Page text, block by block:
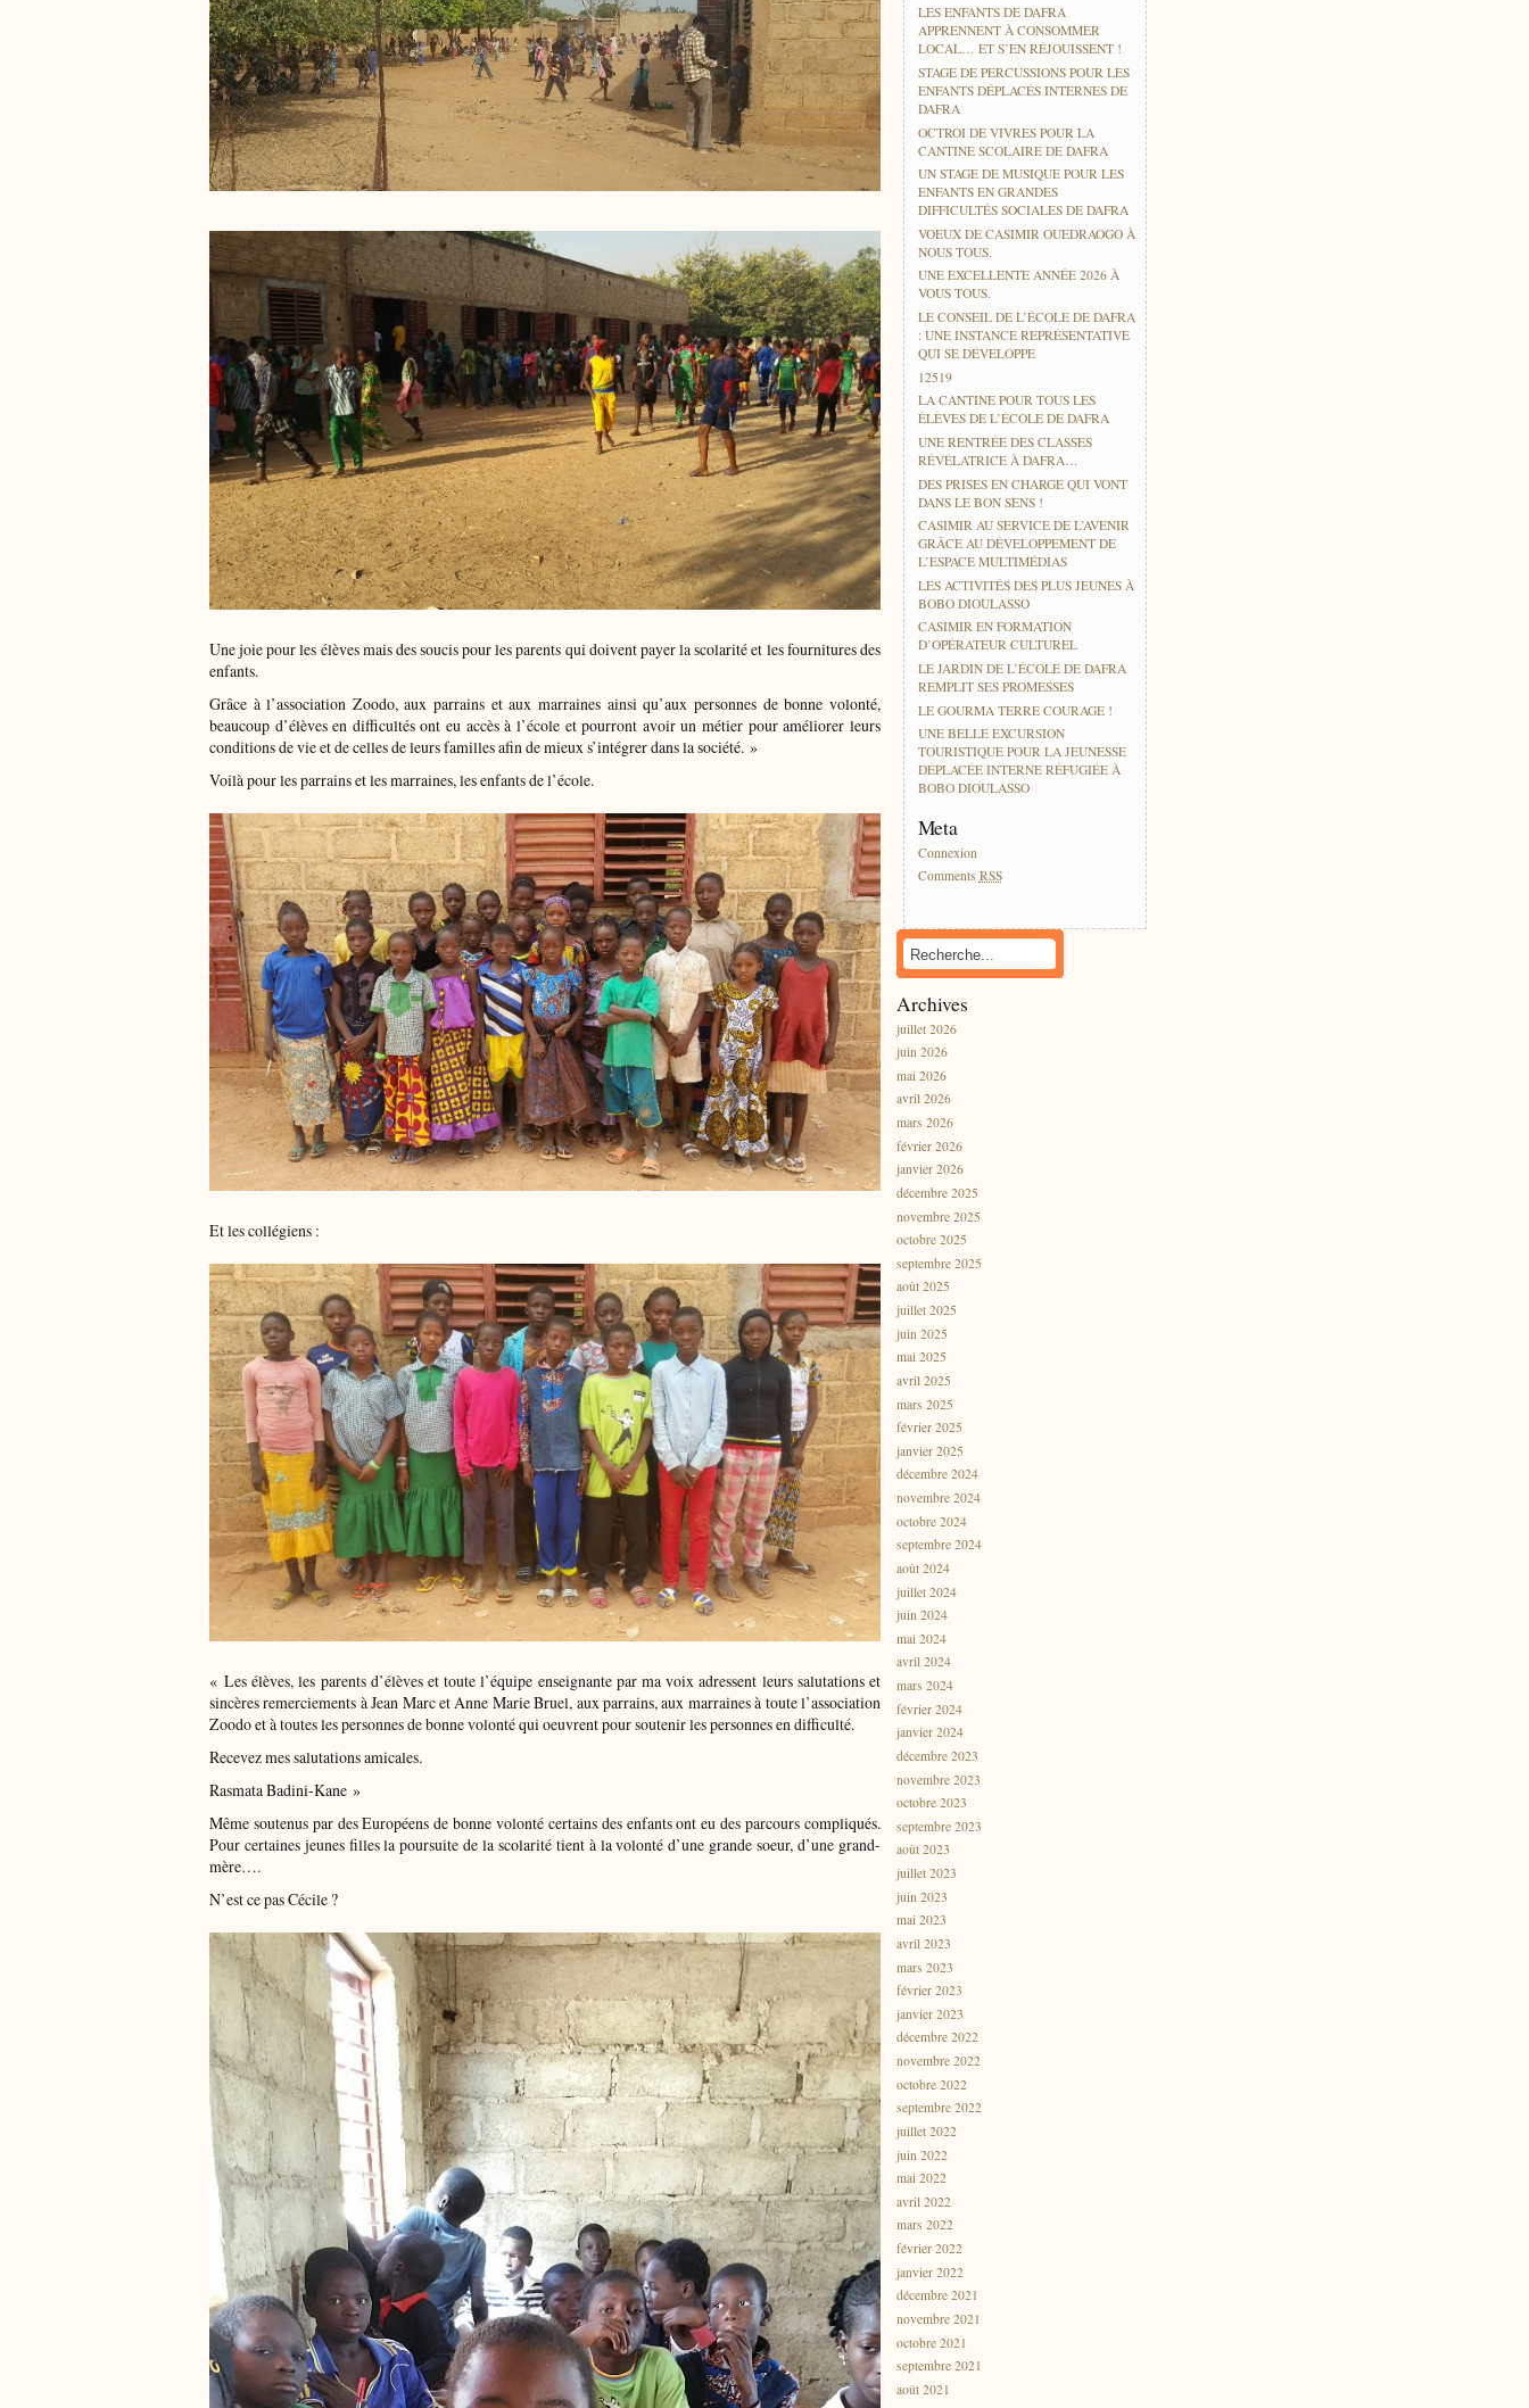
Une joie pour les élèves mais des soucis pour les parents qui doivent payer la scolarité et les fournitures des
enfants.
Grâce à l’association Zoodo, aux parrains et aux marraines ainsi qu’aux personnes de bonne volonté,
beaucoup d’élèves en difficultés ont eu accès à l’école et pourront avoir un métier pour améliorer leurs
conditions de vie et de celles de leurs familles afin de mieux s’intégrer dans la société. »
Voilà pour les parrains et les marraines, les enfants de l’école.
Et les collégiens :
« Les élèves, les parents d’élèves et toute l’équipe enseignante par ma voix adressent leurs salutations et
sincères remerciements à Jean Marc et Anne Marie Bruel, aux parrains, aux marraines à toute l’association
Zoodo et à toutes les personnes de bonne volonté qui oeuvrent pour soutenir les personnes en difficulté.
Recevez mes salutations amicales.
Rasmata Badini-Kane »
Même soutenus par des Européens de bonne volonté certains des enfants ont eu des parcours compliqués.
Pour certaines jeunes filles la poursuite de la scolarité tient à la volonté d’une grande soeur, d’une grand-
mère….
N’est ce pas Cécile ?
LES ENFANTS DE DAFRA
APPRENNENT À CONSOMMER
LOCAL… ET S’EN RÉJOUISSENT !
STAGE DE PERCUSSIONS POUR LES
ENFANTS DÉPLACÉS INTERNES DE
DAFRA
OCTROI DE VIVRES POUR LA
CANTINE SCOLAIRE DE DAFRA
UN STAGE DE MUSIQUE POUR LES
ENFANTS EN GRANDES
DIFFICULTÉS SOCIALES DE DAFRA
VOEUX DE CASIMIR OUEDRAOGO À
NOUS TOUS.
UNE EXCELLENTE ANNÉE 2026 À
VOUS TOUS.
LE CONSEIL DE L’ÉCOLE DE DAFRA
: UNE INSTANCE REPRÉSENTATIVE
QUI SE DÉVELOPPE
12519
LA CANTINE POUR TOUS LES
ÉLÈVES DE L’ÉCOLE DE DAFRA
UNE RENTRÉE DES CLASSES
RÉVÉLATRICE À DAFRA…
DES PRISES EN CHARGE QUI VONT
DANS LE BON SENS !
CASIMIR AU SERVICE DE L’AVENIR
GRÂCE AU DÉVELOPPEMENT DE
L’ESPACE MULTIMÉDIAS
LES ACTIVITÉS DES PLUS JEUNES À
BOBO DIOULASSO
CASIMIR EN FORMATION
D’OPÉRATEUR CULTUREL
LE JARDIN DE L’ÉCOLE DE DAFRA
REMPLIT SES PROMESSES
LE GOURMA TERRE COURAGE !
UNE BELLE EXCURSION
TOURISTIQUE POUR LA JEUNESSE
DÉPLACÉE INTERNE RÉFUGIÉE À
BOBO DIOULASSO
Meta
Connexion
Comments RSS
Archives
juillet 2026
juin 2026
mai 2026
avril 2026
mars 2026
février 2026
janvier 2026
décembre 2025
novembre 2025
octobre 2025
septembre 2025
août 2025
juillet 2025
juin 2025
mai 2025
avril 2025
mars 2025
février 2025
janvier 2025
décembre 2024
novembre 2024
octobre 2024
septembre 2024
août 2024
juillet 2024
juin 2024
mai 2024
avril 2024
mars 2024
février 2024
janvier 2024
décembre 2023
novembre 2023
octobre 2023
septembre 2023
août 2023
juillet 2023
juin 2023
mai 2023
avril 2023
mars 2023
février 2023
janvier 2023
décembre 2022
novembre 2022
octobre 2022
septembre 2022
juillet 2022
juin 2022
mai 2022
avril 2022
mars 2022
février 2022
janvier 2022
décembre 2021
novembre 2021
octobre 2021
septembre 2021
août 2021